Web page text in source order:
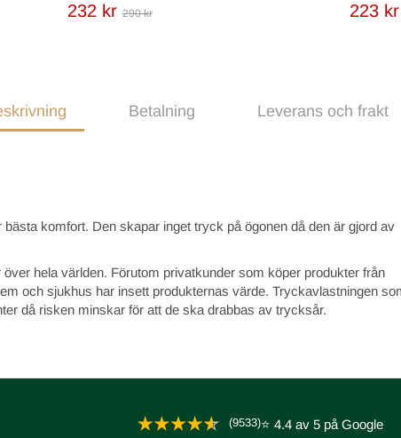
232 kr 290 kr 223 kr
komfort. Den skapar inget tryck på ögonen då den är gjord av
hela världen. Förutom privatkunder som köper produkter från
och sjukhus har insett produkternas värde. Tryckavlastningen
då risken minskar för att de ska drabbas av trycksår.
Betalning Leverans och frakt
(9533)⭐ 4.4 av 5 på Google